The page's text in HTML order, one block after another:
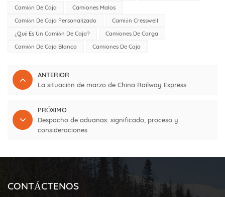
Camión De Caja
Camiones Malos
Camión De Caja Personalizado
Camión Cresswell
¿Qué Es Un Camión De Caja?
Camiones De Carga
Camión De Caja Blanca
Camiones De Caja
ANTERIOR
La situación de marzo de China Railway Express
PRÓXIMO
Despacho de aduanas: significado, proceso y
consideraciones
CONTÁCTENOS